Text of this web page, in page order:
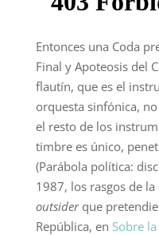
Entonces una Coda
Final y Apoteosis del
flautín, que es el
orquesta sinfónica,
el resto de los
timbre es único,
(Parábola política:
1987, los rasgos de
outsiderque
República, en Sobre